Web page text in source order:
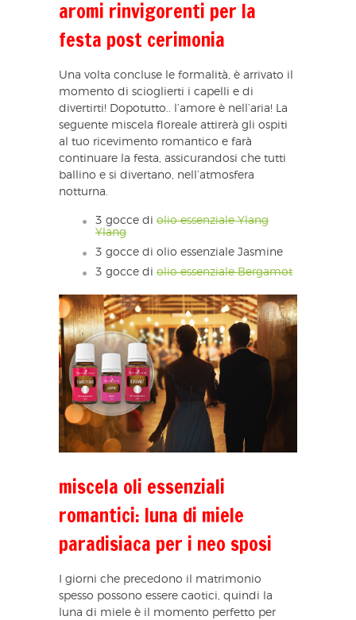
aromi rinvigorenti per la
festa post cerimonia
Una volta concluse le formalità, è arrivato il
momento di scioglierti i capelli e di
divertirti! Dopotutto.. l’amore è nell’aria! La
seguente miscela floreale attirerà gli ospiti
al tuo ricevimento romantico e farà
continuare la festa, assicurandosi che tutti
ballino e si divertano, nell’atmosfera
notturna.
3 gocce di olio essenziale Ylang
Ylang
3 gocce di olio essenziale Jasmine
3 gocce di olio essenziale Bergamot
miscela oli essenziali
romantici: luna di miele
paradisiaca per i neo sposi
I giorni che precedono il matrimonio
spesso possono essere caotici, quindi la
luna di miele è il momento perfetto per